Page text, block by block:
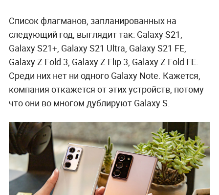
Список флагманов, запланированных на
следующий год, выглядит так: Galaxy S21,
Galaxy S21+, Galaxy S21 Ultra, Galaxy S21 FE,
Galaxy Z Fold 3, Galaxy Z Flip 3, Galaxy Z Fold FE.
Среди них нет ни одного Galaxy Note. Кажется,
компания откажется от этих устройств, потому
что они во многом дублируют Galaxy S.